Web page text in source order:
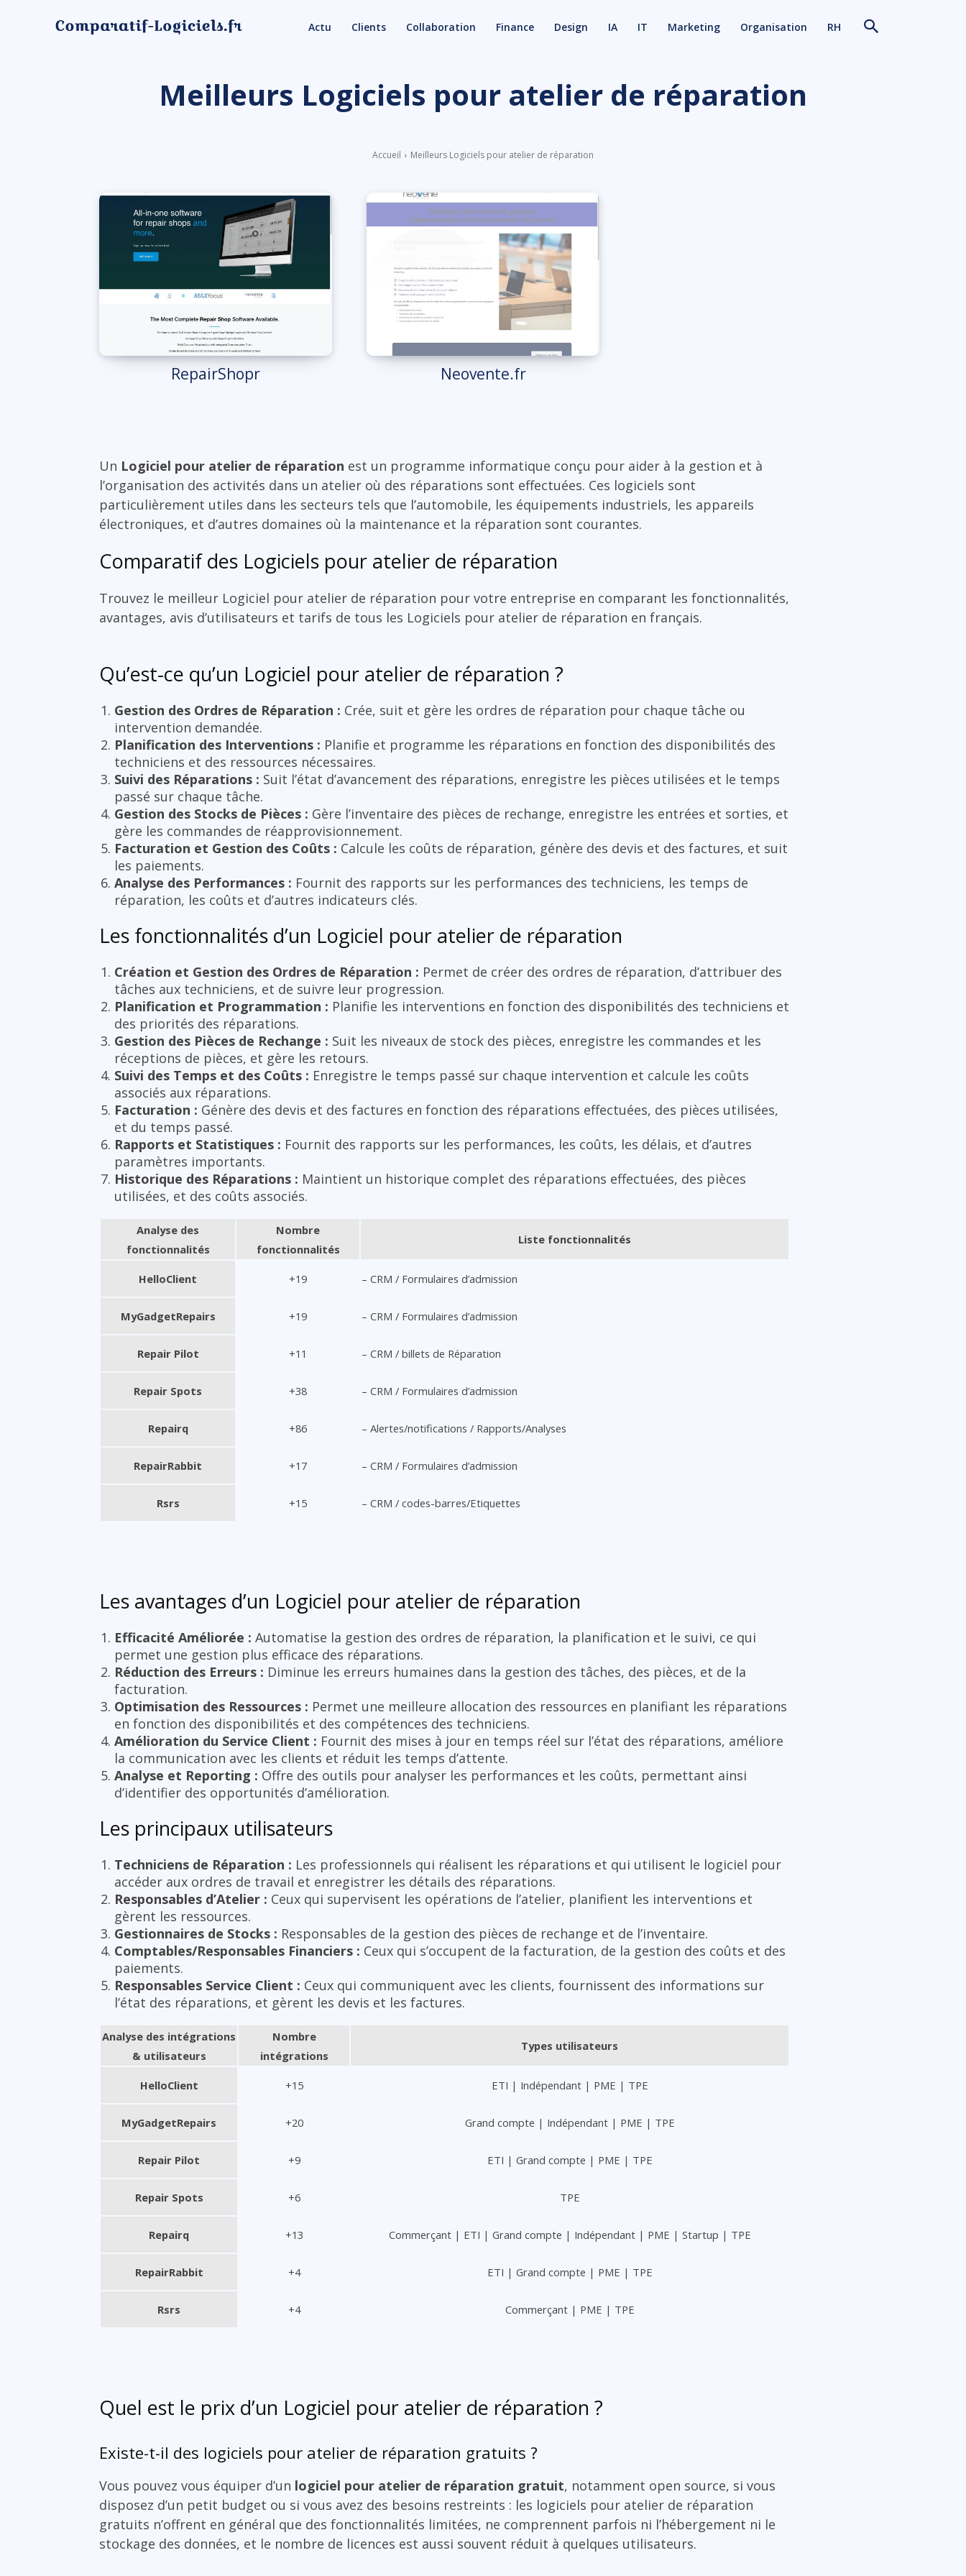
Actu Clients Collaboration Finance Design IA IT Marketing Organisation RH
Meilleurs Logiciels pour atelier de réparation
Accueil Meilleurs Logiciels pour atelier de réparation
RepairShopr Neovente.fr
Un Logiciel pour atelier de réparation est un programme informatique conçu pour aider à la gestion et à
l’organisation des activités dans un atelier où des réparations sont effectuées. Ces logiciels sont
particulièrement utiles dans les secteurs tels que l’automobile, les équipements industriels, les appareils
électroniques, et d’autres domaines où la maintenance et la réparation sont courantes.
Comparatif des Logiciels pour atelier de réparation
Trouvez le meilleur Logiciel pour atelier de réparation pour votre entreprise en comparant les fonctionnalités,
avantages, avis d’utilisateurs et tarifs de tous les Logiciels pour atelier de réparation en français.
Qu’est-ce qu’un Logiciel pour atelier de réparation ?
Gestion des Ordres de Réparation : Crée, suit et gère les ordres de réparation pour chaque tâche ou
intervention demandée.
Planification des Interventions : Planifie et programme les réparations en fonction des disponibilités des
techniciens et des ressources nécessaires.
Suivi des Réparations : Suit l’état d’avancement des réparations, enregistre les pièces utilisées et le temps
passé sur chaque tâche.
Gestion des Stocks de Pièces : Gère l’inventaire des pièces de rechange, enregistre les entrées et sorties, et
gère les commandes de réapprovisionnement.
Facturation et Gestion des Coûts : Calcule les coûts de réparation, génère des devis et des factures, et suit
les paiements.
Analyse des Performances : Fournit des rapports sur les performances des techniciens, les temps de
réparation, les coûts et d’autres indicateurs clés.
Les fonctionnalités d’un Logiciel pour atelier de réparation
Création et Gestion des Ordres de Réparation : Permet de créer des ordres de réparation, d’attribuer des
tâches aux techniciens, et de suivre leur progression.
Planification et Programmation : Planifie les interventions en fonction des disponibilités des techniciens et
des priorités des réparations.
Gestion des Pièces de Rechange : Suit les niveaux de stock des pièces, enregistre les commandes et les
réceptions de pièces, et gère les retours.
Suivi des Temps et des Coûts : Enregistre le temps passé sur chaque intervention et calcule les coûts
associés aux réparations.
Facturation : Génère des devis et des factures en fonction des réparations effectuées, des pièces utilisées,
et du temps passé.
Rapports et Statistiques : Fournit des rapports sur les performances, les coûts, les délais, et d’autres
paramètres importants.
Historique des Réparations : Maintient un historique complet des réparations effectuées, des pièces
utilisées, et des coûts associés.
Analyse des
fonctionnalités
Nombre
fonctionnalités
Liste fonctionnalités
HelloClient +19 – CRM / Formulaires d’admission
MyGadgetRepairs +19 – CRM / Formulaires d’admission
Repair Pilot +11 – CRM / billets de Réparation
Repair Spots +38 – CRM / Formulaires d’admission
Repairq +86 – Alertes/notifications / Rapports/Analyses
RepairRabbit +17 – CRM / Formulaires d’admission
Rsrs +15 – CRM / codes-barres/Etiquettes
Les avantages d’un Logiciel pour atelier de réparation
Efficacité Améliorée : Automatise la gestion des ordres de réparation, la planification et le suivi, ce qui
permet une gestion plus efficace des réparations.
Réduction des Erreurs : Diminue les erreurs humaines dans la gestion des tâches, des pièces, et de la
facturation.
Optimisation des Ressources : Permet une meilleure allocation des ressources en planifiant les réparations
en fonction des disponibilités et des compétences des techniciens.
Amélioration du Service Client : Fournit des mises à jour en temps réel sur l’état des réparations, améliore
la communication avec les clients et réduit les temps d’attente.
Analyse et Reporting : Offre des outils pour analyser les performances et les coûts, permettant ainsi
d’identifier des opportunités d’amélioration.
Les principaux utilisateurs
Techniciens de Réparation : Les professionnels qui réalisent les réparations et qui utilisent le logiciel pour
accéder aux ordres de travail et enregistrer les détails des réparations.
Responsables d’Atelier : Ceux qui supervisent les opérations de l’atelier, planifient les interventions et
gèrent les ressources.
Gestionnaires de Stocks : Responsables de la gestion des pièces de rechange et de l’inventaire.
Comptables/Responsables Financiers : Ceux qui s’occupent de la facturation, de la gestion des coûts et des
paiements.
Responsables Service Client : Ceux qui communiquent avec les clients, fournissent des informations sur
l’état des réparations, et gèrent les devis et les factures.
Analyse des intégrations
& utilisateurs
Nombre
intégrations
Types utilisateurs
HelloClient +15 ETI | Indépendant | PME | TPE
MyGadgetRepairs +20 Grand compte | Indépendant | PME | TPE
Repair Pilot +9 ETI | Grand compte | PME | TPE
Repair Spots +6 TPE
Repairq +13 Commerçant | ETI | Grand compte | Indépendant | PME | Startup | TPE
RepairRabbit +4 ETI | Grand compte | PME | TPE
Rsrs +4 Commerçant | PME | TPE
Quel est le prix d’un Logiciel pour atelier de réparation ?
Existe-t-il des logiciels pour atelier de réparation gratuits ?
Vous pouvez vous équiper d’un logiciel pour atelier de réparation gratuit, notamment open source, si vous
disposez d’un petit budget ou si vous avez des besoins restreints : les logiciels pour atelier de réparation
gratuits n’offrent en général que des fonctionnalités limitées, ne comprennent parfois ni l’hébergement ni le
stockage des données, et le nombre de licences est aussi souvent réduit à quelques utilisateurs.